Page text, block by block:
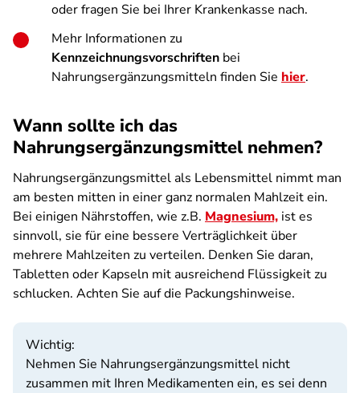
oder fragen Sie bei Ihrer Krankenkasse nach.
Mehr Informationen zu
Kennzeichnungsvorschriften bei
Nahrungsergänzungsmitteln finden Sie hier.
Wann sollte ich das
Nahrungsergänzungsmittel nehmen?
Nahrungsergänzungsmittel als Lebensmittel nimmt man
am besten mitten in einer ganz normalen Mahlzeit ein.
Bei einigen Nährstoffen, wie z.B. Magnesium, ist es
sinnvoll, sie für eine bessere Verträglichkeit über
mehrere Mahlzeiten zu verteilen. Denken Sie daran,
Tabletten oder Kapseln mit ausreichend Flüssigkeit zu
schlucken. Achten Sie auf die Packungshinweise.
Wichtig:
Nehmen Sie Nahrungsergänzungsmittel nicht
zusammen mit Ihren Medikamenten ein, es sei denn